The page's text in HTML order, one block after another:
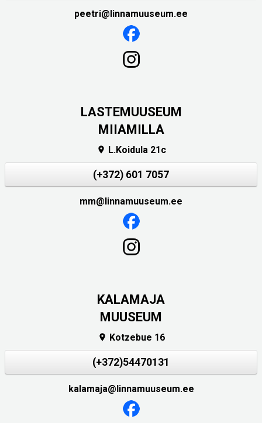
peetri@linnamuuseum.ee
LASTEMUUSEUM
MIIAMILLA
 L.Koidula 21c
(+372) 601 7057
mm@linnamuuseum.ee
KALAMAJA
MUUSEUM
 Kotzebue 16
(+372)54470131
kalamaja@linnamuuseum.ee